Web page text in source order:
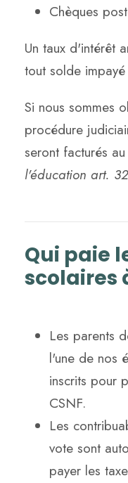
Chèques
Un taux d'intérêt
tout solde
Si nous sommes
procédure
seront facturés
l'éducation art.
Qui paie
scolaires
Les parents
l'une de nos
inscrits pour
CSNF.
Les
vote sont
payer les